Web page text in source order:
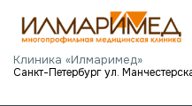
Клиника «Илмаримед»